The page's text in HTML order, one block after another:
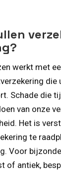
werkt met
die
Schade die
van onze
Het is
te
Voor
of antiek,